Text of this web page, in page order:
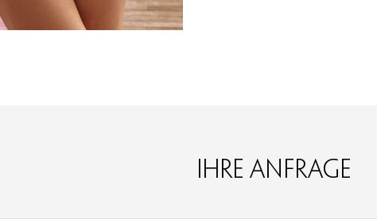
Ihre Anfrage